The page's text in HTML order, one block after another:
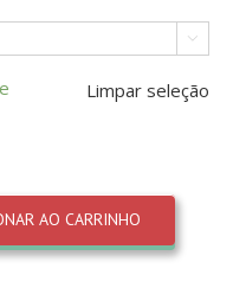

Limpar seleção
AO CARRINHO